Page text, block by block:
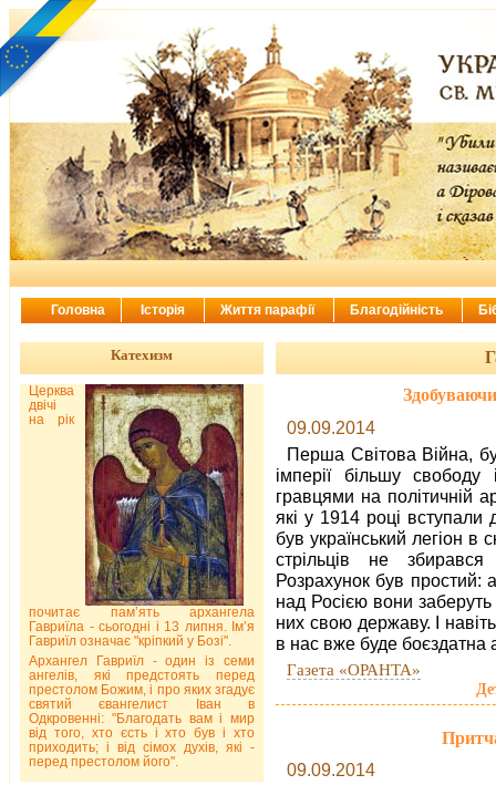
09.09.2014
Перша Світова Війна,
імперії більшу
гравцями на політичній
які у 1914 році вступали
був український легіон в
стрільців не
Розрахунок був простий:
над Росією вони заберуть
них свою державу. І
в нас вже буде боєздатна
Газета «ОРАНТА»
09.09.2014
Катехизм
Церква
двічі
на рік
почитає пам’ять архангела
Гавриїла - сьогодні і 13 липня. Ім’я
Гавриїл означає "кріпкий у Бозі".
Архангел Гавриїл - один із семи
ангелів, які предстоять перед
престолом Божим, і про яких згадує
святий євангелист Іван в
Одкровенні: "Благодать вам і мир
від того, хто єсть і хто був і хто
приходить; і від сімох духів, які -
перед престолом його".
Головна Історія Життя парафії Благодійність